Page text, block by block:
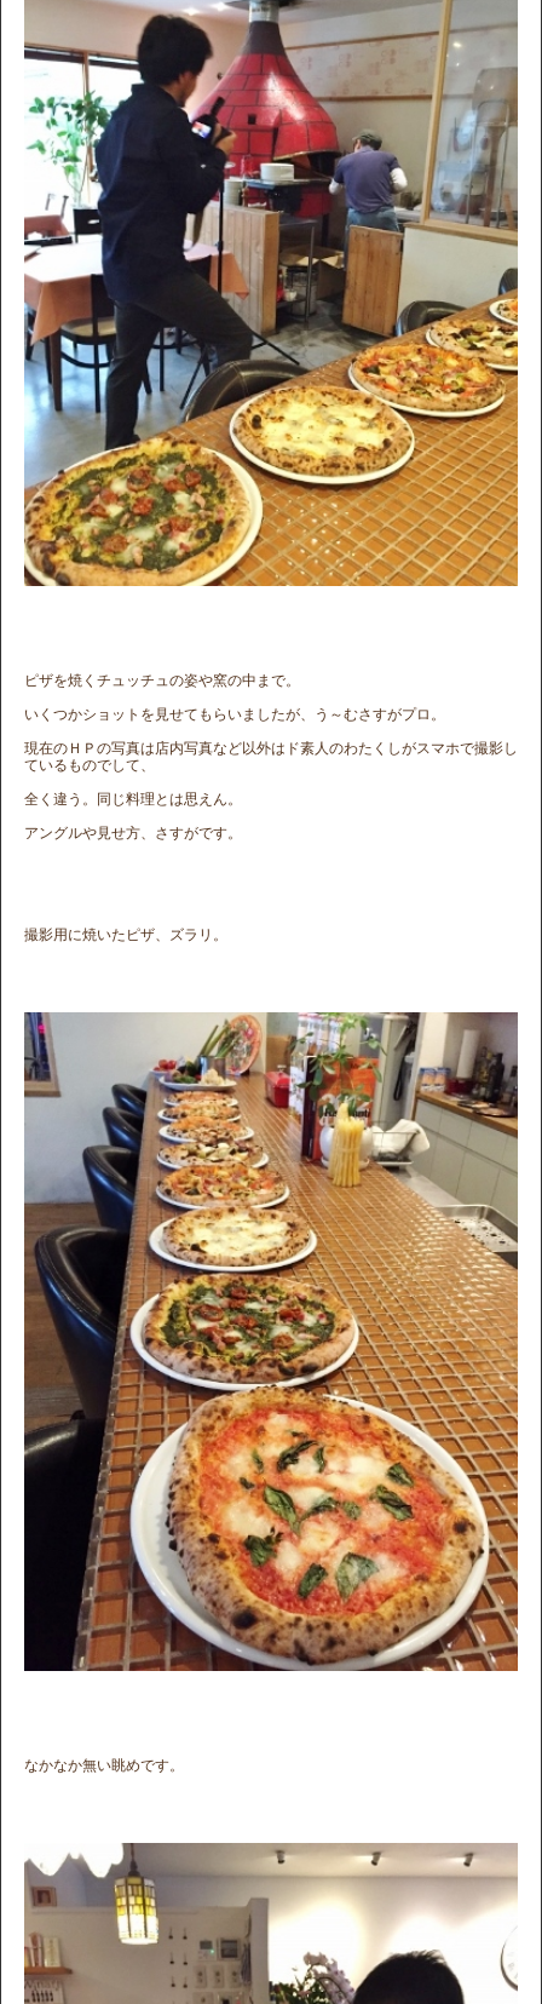
ピザを焼くチュッチュの姿や窯の中まで。
いくつかショットを見せてもらいましたが、う～むさすがプロ。
現在のＨＰの写真は店内写真など以外はド素人のわたくしがスマホで撮影し
ているものでして、
全く違う。同じ料理とは思えん。
アングルや見せ方、さすがです。
撮影用に焼いたピザ、ズラリ。
なかなか無い眺めです。